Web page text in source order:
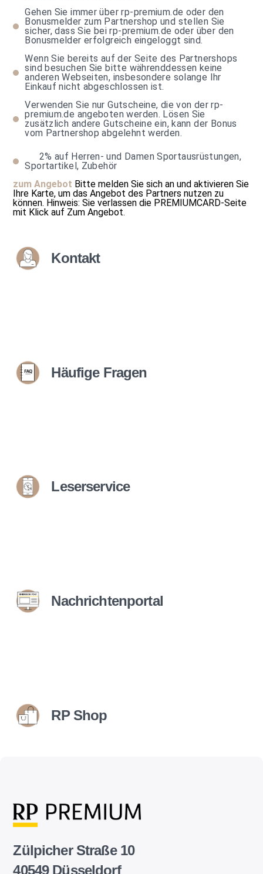
Gehen Sie immer über rp-premium.de oder den
Bonusmelder zum Partnershop und stellen Sie
sicher, dass Sie bei rp-premium.de oder über den
Bonusmelder erfolgreich eingeloggt sind.
Wenn Sie bereits auf der Seite des Partnershops
sind besuchen Sie bitte währenddessen keine
anderen Webseiten, insbesondere solange Ihr
Einkauf nicht abgeschlossen ist.
Verwenden Sie nur Gutscheine, die von der rp-
premium.de angeboten werden. Lösen Sie
zusätzlich andere Gutscheine ein, kann der Bonus
vom Partnershop abgelehnt werden.
2% auf Herren- und Damen Sportausrüstungen,
Sportartikel, Zubehör
zum Angebot Bitte melden Sie sich an und aktivieren Sie
Ihre Karte, um das Angebot des Partners nutzen zu
können. Hinweis: Sie verlassen die PREMIUMCARD-Seite
mit Klick auf Zum Angebot.
Kontakt
Häufige Fragen
Leserservice
Nachrichtenportal
RP Shop
Zülpicher Straße 10
40549 Düsseldorf